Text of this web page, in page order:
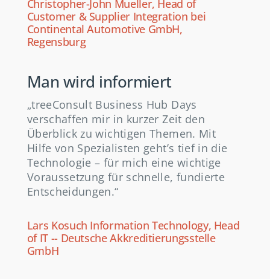
Christopher-John Mueller, Head of
Customer & Supplier Integration bei
Continental Automotive GmbH,
Regensburg
Man wird informiert
„treeConsult Business Hub Days
verschaffen mir in kurzer Zeit den
Überblick zu wichtigen Themen. Mit
Hilfe von Spezialisten geht’s tief in die
Technologie – für mich eine wichtige
Voraussetzung für schnelle, fundierte
Entscheidungen.“
Lars Kosuch Information Technology, Head
of IT -- Deutsche Akkreditierungsstelle
GmbH